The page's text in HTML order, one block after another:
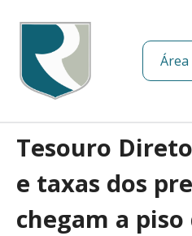
Tesouro
e taxas dos
chegam a piso